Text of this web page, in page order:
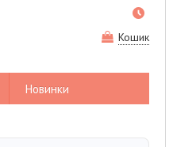
Кошик
Новинки